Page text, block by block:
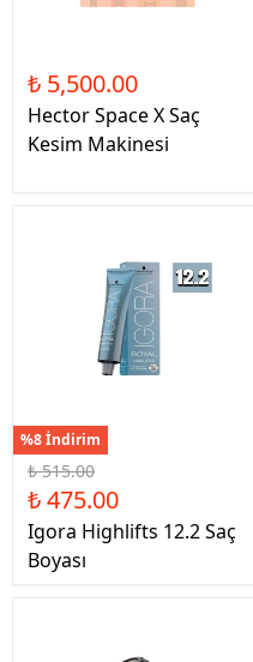
₺ 5,500.00
Hector Space X Saç
Kesim Makinesi
%8 İndirim
₺ 515.00
₺ 475.00
Igora Highlifts 12.2 Saç
Boyası